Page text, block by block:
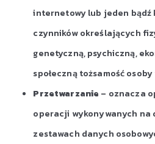
internetowy lub jeden bądź
czynników określających
genetyczną, psychiczną,
społeczną tożsamość
Przetwarzanie – oznacza
operacji wykonywanych na
zestawach danych